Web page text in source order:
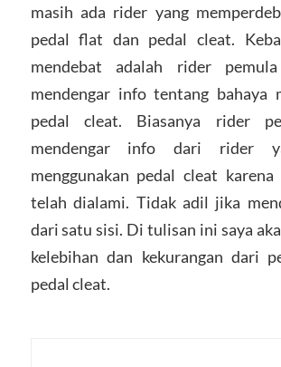
masih ada rider yang
pedal flat dan pedal cleat.
mendebat adalah rider
mendengar info tentang bahaya
pedal cleat. Biasanya rider
mendengar info dari rider
menggunakan pedal cleat
telah dialami. Tidak adil jika
dari satu sisi. Di tulisan ini saya
kelebihan dan kekurangan dari
pedal cleat.